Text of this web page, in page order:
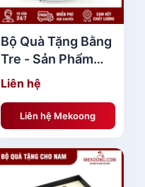
Bộ Quà Tặng Bằng
Tre - Sản Phẩm
Xanh, Thân Thiện
Với Môi Trường
Liên hệ
Liên hệ Mekoong